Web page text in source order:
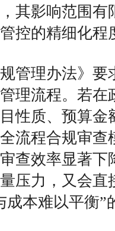
其影响范围有
控的精细化程
管理办法》要
理流程。若在
性质、预算金
流程合规审查
查效率显著下
压力，又会直
成本难以平衡”